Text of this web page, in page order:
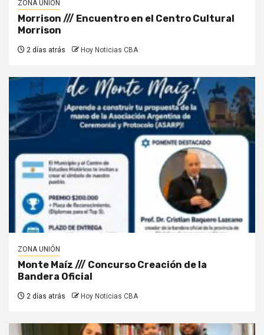
ZONA UNIÓN
Morrison /// Encuentro en el Centro Cultural
Morrison
2 días atrás Hoy Noticias CBA
ZONA UNIÓN
Monte Maíz /// Concurso Creación de la
Bandera Oficial
2 días atrás Hoy Noticias CBA